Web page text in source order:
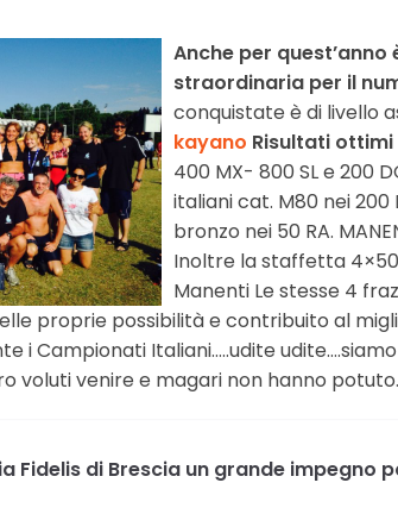
Anche per
straordinaria per il
conquistate è di livello
kayano Risultati
400 MX- 800 SL e 200
italiani cat. M80 nei 200
bronzo nei 50 RA.
Inoltre la staffetta
Manenti Le stesse 4
proprie possibilità e contribuito al
i Campionati Italiani…..udite
voluti venire e magari non hanno potuto.
Fidelis di Brescia un grande impegno